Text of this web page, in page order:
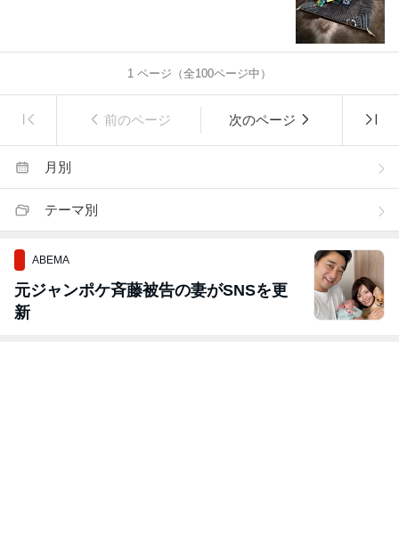
1 ページ（全100ページ中）
前のページ 次のページ
月別
テーマ別
ABEMA
元ジャンポケ斉藤被告の妻がSNSを更
新